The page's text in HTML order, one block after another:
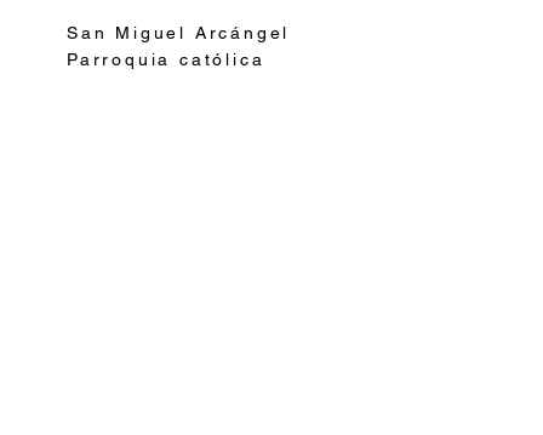
San Miguel Arcángel
Parroquia católica